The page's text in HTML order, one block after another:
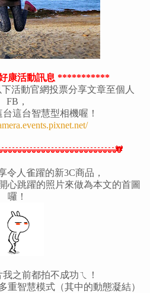
康活動訊息 ***********
活動官網投票分享文章至個人
FB，
這台智慧型相機喔！
令人雀躍的新3C商品，
心跳躍的照片來做為本文的首圖
囉！
之前都拍不成功ㄟ！
重智慧模式（其中的動態凝結）